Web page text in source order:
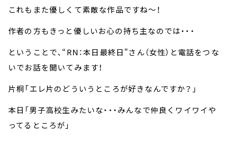
これもまた優しくて素敵な作品ですね～！
作者の方もきっと優しいお心の持ち主なのでは・・・
ということで、“RN：本日最終日”さん（女性）と電話をつな
いでお話を聞いてみます！
片桐「エレ片のどういうところが好きなんですか？」
本日「男子高校生みたいな・・・みんなで仲良くワイワイや
ってるところが」